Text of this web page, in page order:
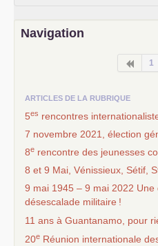
Navigation
1
ARTICLES DE LA RUBRIQUE
5es rencontres
7 novembre 2021, élection
8e rencontre des jeunesses
8 et 9 Mai, Vénissieux, Sétif,
9 mai 1945 – 9 mai 2022
désescalade militaire !
11 ans à Guantanamo, pour
20e Réunion internationale